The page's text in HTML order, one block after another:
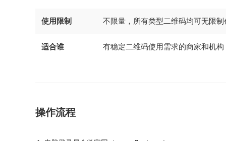
使用限制 不限量，所有类型二维码均可无限
适合谁 有稳定二维码使用需求的商家和机构
操作流程